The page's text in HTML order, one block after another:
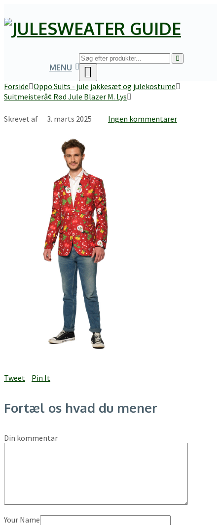
MENU
Forside Oppo Suits - jule jakkesæt og julekostume
Suitmeisterâ¢ Rød Jule Blazer M. Lys
Skrevet af 3. marts 2025 Ingen kommentarer
Tweet Pin It
Fortæl os hvad du mener
Din kommentar
Your Name